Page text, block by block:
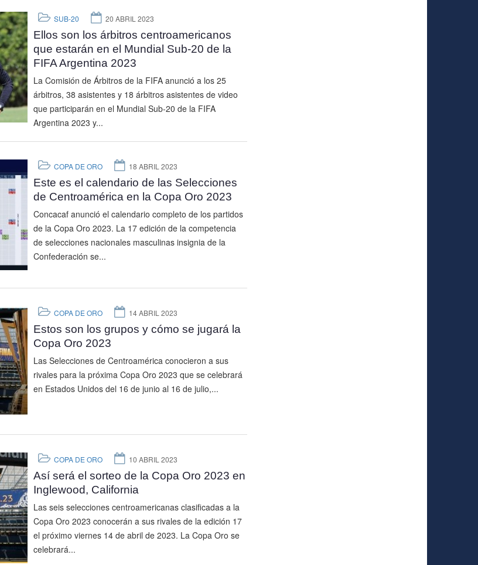
SUB-20 20 ABRIL 2023
Ellos son los árbitros centroamericanos
que estarán en el Mundial Sub-20 de la
FIFA Argentina 2023
La Comisión de Árbitros de la FIFA anunció a los 25
árbitros, 38 asistentes y 18 árbitros asistentes de video
que participarán en el Mundial Sub-20 de la FIFA
Argentina 2023 y...
COPA DE ORO 18 ABRIL 2023
Este es el calendario de las Selecciones
de Centroamérica en la Copa Oro 2023
Concacaf anunció el calendario completo de los partidos
de la Copa Oro 2023. La 17 edición de la competencia
de selecciones nacionales masculinas insignia de la
Confederación se...
COPA DE ORO 14 ABRIL 2023
Estos son los grupos y cómo se jugará la
Copa Oro 2023
Las Selecciones de Centroamérica conocieron a sus
rivales para la próxima Copa Oro 2023 que se celebrará
en Estados Unidos del 16 de junio al 16 de julio,...
COPA DE ORO 10 ABRIL 2023
Así será el sorteo de la Copa Oro 2023 en
Inglewood, California
Las seis selecciones centroamericanas clasificadas a la
Copa Oro 2023 conocerán a sus rivales de la edición 17
el próximo viernes 14 de abril de 2023. La Copa Oro se
celebrará...